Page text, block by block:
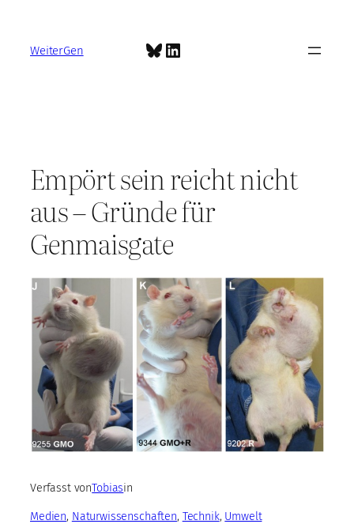
springen
WeiterGen Bluesky
LinkedIn
Empört sein reicht nicht
aus – Gründe für
Genmaisgate
Verfasst vonTobiasin
Medien, Naturwissenschaften, Technik, Umwelt